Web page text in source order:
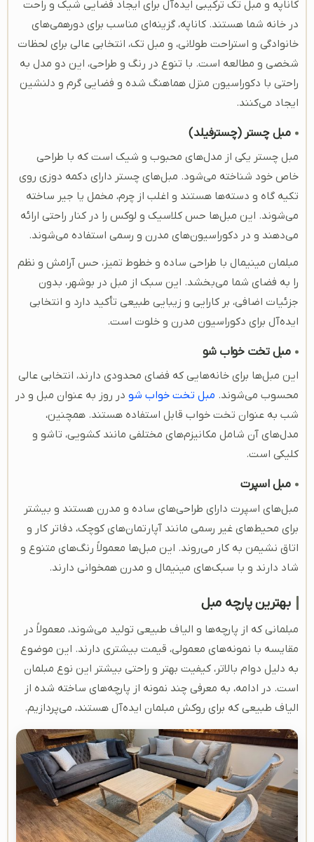
کاناپه و مبل تک ترکیبی ایده‌آل برای ایجاد فضایی شیک و راحت
در خانه شما هستند. کاناپه، گزینه‌ای مناسب برای دورهمی‌های
خانوادگی و استراحت طولانی، و مبل تک، انتخابی عالی برای لحظات
شخصی و مطالعه است. با تنوع در رنگ و طراحی، این دو مدل به‌
راحتی با دکوراسیون منزل هماهنگ شده و فضایی گرم و دلنشین
ایجاد می‌کنند.
مبل چستر (چسترفیلد)
مبل چستر یکی از مدل‌های محبوب و شیک است که با طراحی
خاص خود شناخته می‌شود. مبل‌های چستر دارای دکمه دوزی روی
تکیه ‌گاه و دسته‌ها هستند و اغلب از چرم، مخمل یا جیر ساخته
می‌شوند. این مبل‌ها حس کلاسیک و لوکس را در کنار راحتی ارائه
می‌دهند و در دکوراسیون‌های مدرن و رسمی استفاده می‌شوند.
مبلمان مینیمال با طراحی ساده و خطوط تمیز، حس آرامش و نظم
را به فضای شما می‌بخشد. این سبک از مبل در بوشهر، بدون
جزئیات اضافی، بر کارایی و زیبایی طبیعی تأکید دارد و انتخابی
ایده‌آل برای دکوراسیون مدرن و خلوت است.
مبل تخت خواب شو
این مبل‌ها برای خانه‌هایی که فضای محدودی دارند، انتخابی عالی
محسوب می‌شوند. مبل تخت خواب‌ شو در روز به‌ عنوان مبل و در
شب به‌ عنوان تخت خواب قابل استفاده هستند. همچنین،
مدل‌های آن شامل مکانیزم‌های مختلفی مانند کشویی، تاشو و
کلیکی است.
مبل اسپرت
مبل‌های اسپرت دارای طراحی‌های ساده و مدرن هستند و بیشتر
برای محیط‌های غیر رسمی مانند آپارتمان‌های کوچک، دفاتر کار و
اتاق نشیمن به کار می‌روند. این مبل‌ها معمولاً رنگ‌های متنوع و
شاد دارند و با سبک‌های مینیمال و مدرن همخوانی دارند.
بهترین پارچه مبل
مبلمانی که از پارچه‌ها و الیاف طبیعی تولید می‌شوند، معمولاً در
مقایسه با نمونه‌های معمولی، قیمت بیشتری دارند. این موضوع
به دلیل دوام بالاتر، کیفیت بهتر و راحتی بیشتر این نوع مبلمان
است. در ادامه، به معرفی چند نمونه از پارچه‌های ساخته شده از
الیاف طبیعی که برای روکش مبلمان ایده‌آل هستند، می‌پردازیم.